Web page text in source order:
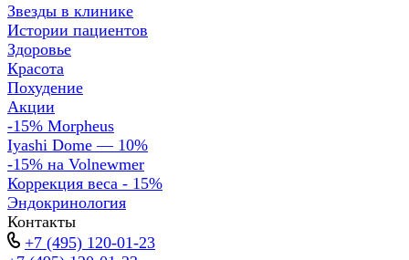
Звезды в клинике
Истории пациентов
Здоровье
Красота
Похудение
Акции
-15% Morpheus
Iyashi Dome — 10%
-15% на Volnewmer
Коррекция веса - 15%
Эндокринология
Контакты
+7 (495) 120-01-23